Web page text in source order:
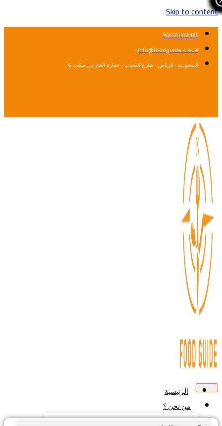
Skip to
966561965488
info@foodguide.cloud
السعودية - الرياض - شارع الضباب - عمارة الخارجي مكتب 6
الرئيسية
من نحن ؟